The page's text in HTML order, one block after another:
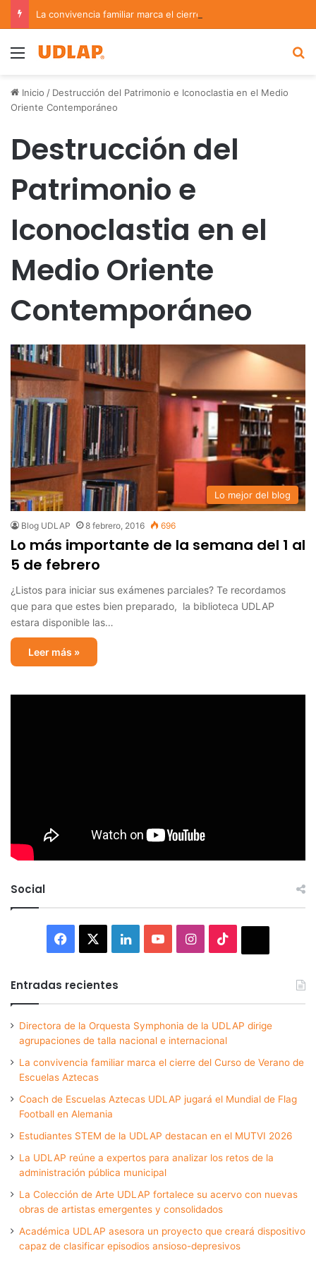
Menu
Inicio / Destrucción del Patrimonio e Iconoclastia en el Medio
Oriente Contemporáneo
Destrucción del
Patrimonio e
Iconoclastia en el
Medio Oriente
Contemporáneo
Lo mejor del blog
Blog UDLAP 8 febrero, 2016 696
Lo más importante de la semana del 1 al
5 de febrero
¿Listos para iniciar sus exámenes parciales? Te recordamos
que para que estes bien preparado, la biblioteca UDLAP
estara disponible las…
Leer más »
Social
Facebook LinkedInYouTubeInstagram
Entradas recientes
Directora de la Orquesta Symphonia de la UDLAP dirige
agrupaciones de talla nacional e internacional
La convivencia familiar marca el cierre del Curso de Verano de
Escuelas Aztecas
Coach de Escuelas Aztecas UDLAP jugará el Mundial de Flag
Football en Alemania
Estudiantes STEM de la UDLAP destacan en el MUTVI 2026
La UDLAP reúne a expertos para analizar los retos de la
administración pública municipal
La Colección de Arte UDLAP fortalece su acervo con nuevas
obras de artistas emergentes y consolidados
Académica UDLAP asesora un proyecto que creará dispositivo
capaz de clasificar episodios ansioso-depresivos